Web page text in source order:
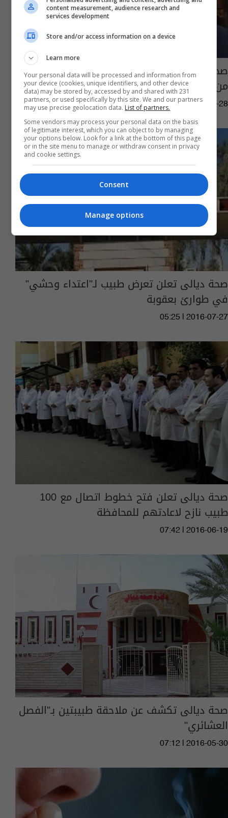
صحة ديالى تطلق حملة لإغاثة أسر عائدة "قسراً"
من كركوك
07:45 | 2016-09-28
صحة ديالى تعلن تعرض طبيب لـ"اعتداء وحشي"
في طوارئ بعقوبة
05:25 | 2016-07-27
صحة ديالى تعلن فتح خطوط اتصال مع 100
طبيب نازح لاعادتهم للمحافظة
07:42 | 2016-06-19
صحة ديالى تكشف عن ملاحقة طبيبتين بـ"الفصل
العشائري"
07:12 | 2016-05-30
content measurement, audience research and
services development
Store and/or access information on a device
Learn more
Your personal data will be processed and information from
your device (cookies, unique identifiers, and other device
data) may be stored by, accessed by and shared with 231
partners, or used specifically by this site. We and our partners
may use precise geolocation data. List of partners.
Some vendors may process your personal data on the basis
of legitimate interest, which you can object to by managing
your options below. Look for a link at the bottom of this page
or in the site menu to manage or withdraw consent in privacy
and cookie settings.
Consent
Manage options